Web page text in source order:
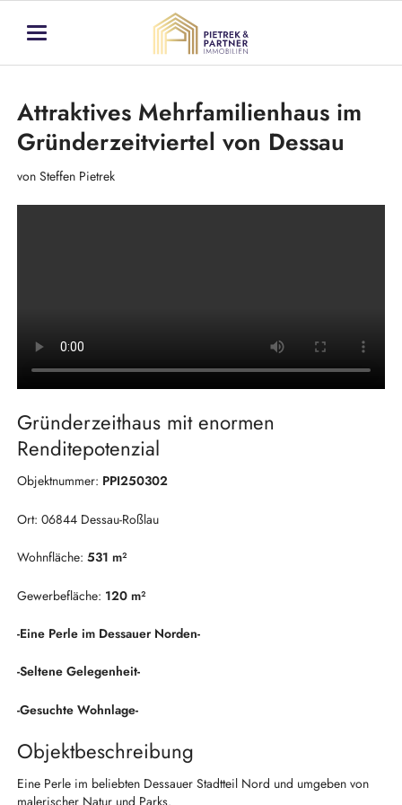
Attraktives Mehrfamilienhaus im
Gründerzeitviertel von Dessau
von Steffen Pietrek
Gründerzeithaus mit enormen
Renditepotenzial
Objektnummer: PPI250302
Ort: 06844 Dessau-Roßlau
Wohnfläche: 531 m²
Gewerbefläche: 120 m²
-Eine Perle im Dessauer Norden-
-Seltene Gelegenheit-
-Gesuchte Wohnlage-
Objektbeschreibung
Eine Perle im beliebten Dessauer Stadtteil Nord und umgeben von